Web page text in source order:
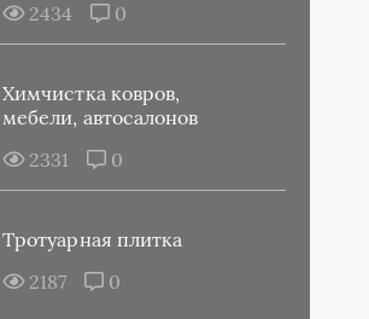
2434
0
Химчистка ковров,
мебели, автосалонов
2331
0
Тротуарная плитка
2187
0